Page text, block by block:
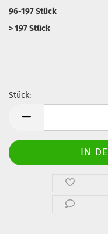
96-197 Stück
> 197 Stück
Stück: